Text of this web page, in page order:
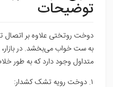
توضیحات
دوخت روتختی علاوه بر اتصال
به ست خواب می‌بخشد. در
متداول وجود دارد که به طور
۱. دوخت رویه تشک کشدار: